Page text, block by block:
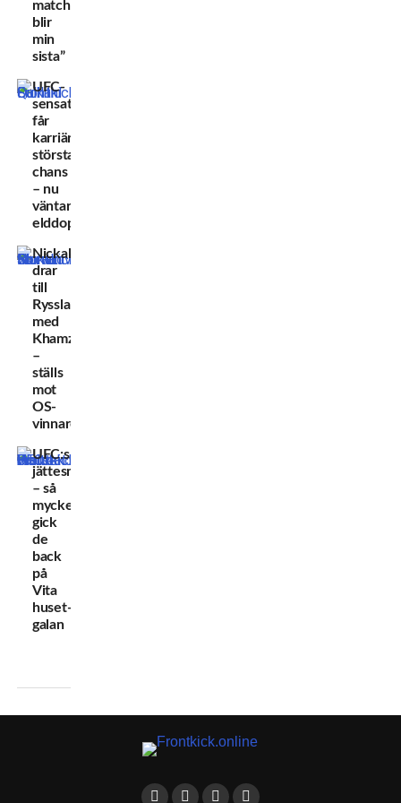
match
blir
min
sista”
UFC-
sensationen
får
karriärens
största
chans
– nu
väntar
elddopet
Nickal
drar
till
Ryssland
med
Khamzat
–
ställs
mot
OS-
vinnare
UFC:s
jättesmäll
– så
mycket
gick
de
back
på
Vita
huset-
galan